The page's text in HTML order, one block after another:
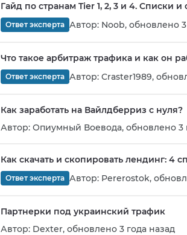
Гайд по странам Tier 1, 2, 3 и 4. Списки
Ответ эксперта Автор: Noob, обновлено
Что такое арбитраж трафика и как он
Ответ эксперта Автор: Craster1989,
Как заработать на Вайлдберриз с нуля?
Автор: Опиумный Воевода, обновлено 3
Как скачать и скопировать лендинг: 4
Ответ эксперта Автор: Pererostok,
Партнерки под украинский трафик
Автор: Dexter, обновлено 3 года назад